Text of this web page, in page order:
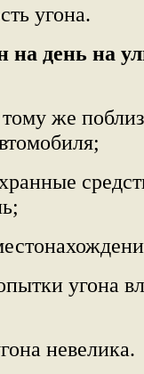
угона.
на день на
же
угона
невелика.